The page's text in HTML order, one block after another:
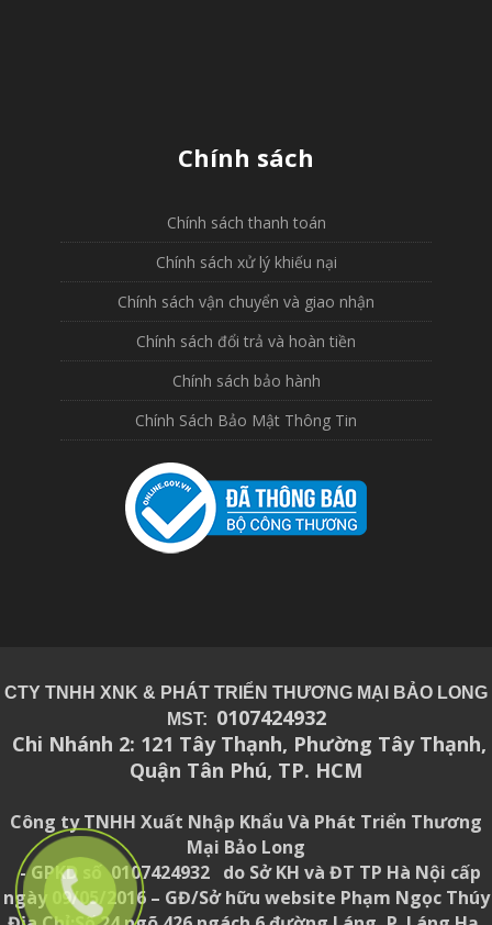
Chính sách
Chính sách thanh toán
Chính sách xử lý khiếu nại
Chính sách vận chuyển và giao nhận
Chính sách đổi trả và hoàn tiền
Chính sách bảo hành
Chính Sách Bảo Mật Thông Tin
CTY TNHH XNK & PHÁT TRIỂN THƯƠNG MẠI BẢO LONG
MST: 0107424932
Chi Nhánh 2: 121 Tây Thạnh, Phường Tây Thạnh,
Quận Tân Phú, TP. HCM
Công ty TNHH Xuất Nhập Khẩu Và Phát Triển Thương
Mại Bảo Long
- GPKD số 0107424932 do Sở KH và ĐT TP Hà Nội cấp
ngày 09/05/2016 – GĐ/Sở hữu website Phạm Ngọc Thúy